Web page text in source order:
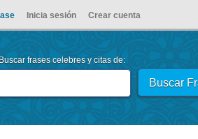
Inicia sesión Crear cuenta
Buscar frases celebres y citas de: